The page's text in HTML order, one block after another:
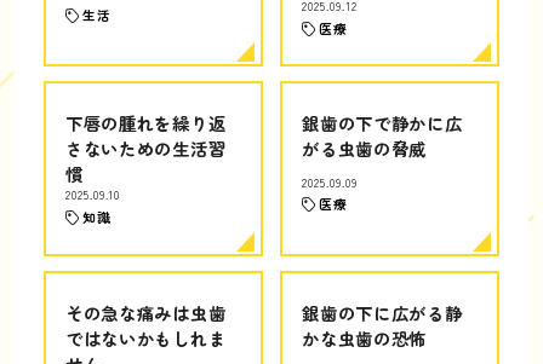
生活
2025.09.12
医療
下唇の腫れを繰り返
さないための生活習
慣
2025.09.10
知識
銀歯の下で静かに広
がる虫歯の脅威
2025.09.09
医療
その急な痛みは虫歯
ではないかもしれま
銀歯の下に広がる静
かな虫歯の恐怖